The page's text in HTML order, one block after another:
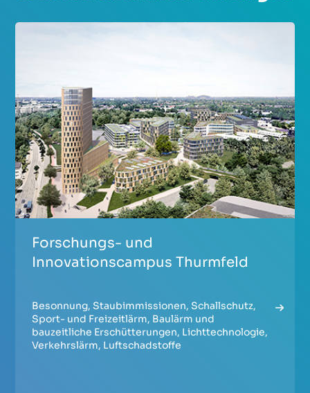
Forschungs- und
Innovationscampus Thurmfeld
Besonnung, Staubimmissionen, Schallschutz,
Sport- und Freizeitlärm, Baulärm und
bauzeitliche Erschütterungen, Lichttechnologie,
Verkehrslärm, Luftschadstoffe